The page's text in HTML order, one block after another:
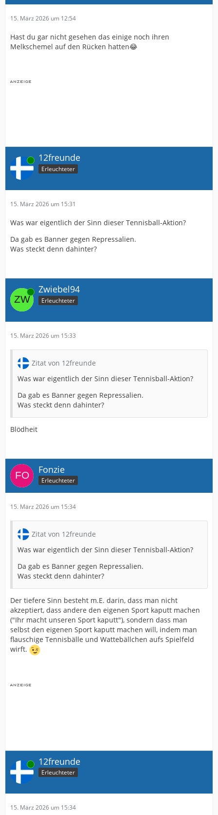
15. März 2026 um 12:54
Hast du gar nicht gesehen das einige noch ihren
Melkschemel auf den Rücken hatten😂
Online 12freunde
Erleuchteter
15. März 2026 um 15:31
Was war eigentlich der Sinn dieser Tennisball-Aktion?
Da gab es Banner gegen Repressalien.
Was steckt denn dahinter?
Online Zwiebel94
Erleuchteter
15. März 2026 um 15:33
Zitat von 12freunde
Was war eigentlich der Sinn dieser Tennisball-Aktion?
Da gab es Banner gegen Repressalien.
Was steckt denn dahinter?
Blödheit
Fonzie
Erleuchteter
15. März 2026 um 15:34
Zitat von 12freunde
Was war eigentlich der Sinn dieser Tennisball-Aktion?
Da gab es Banner gegen Repressalien.
Was steckt denn dahinter?
Der tiefere Sinn besteht m.E. darin, dass man nicht
akzeptiert, dass andere den eigenen Sport kaputt machen
("Ihr macht unseren Sport kaputt"), sondern dass man
selbst den eigenen Sport kaputt machen will, indem man
flauschige Tennisbälle und Wattebällchen aufs Spielfeld
wirft.
Online 12freunde
Erleuchteter
15. März 2026 um 15:34